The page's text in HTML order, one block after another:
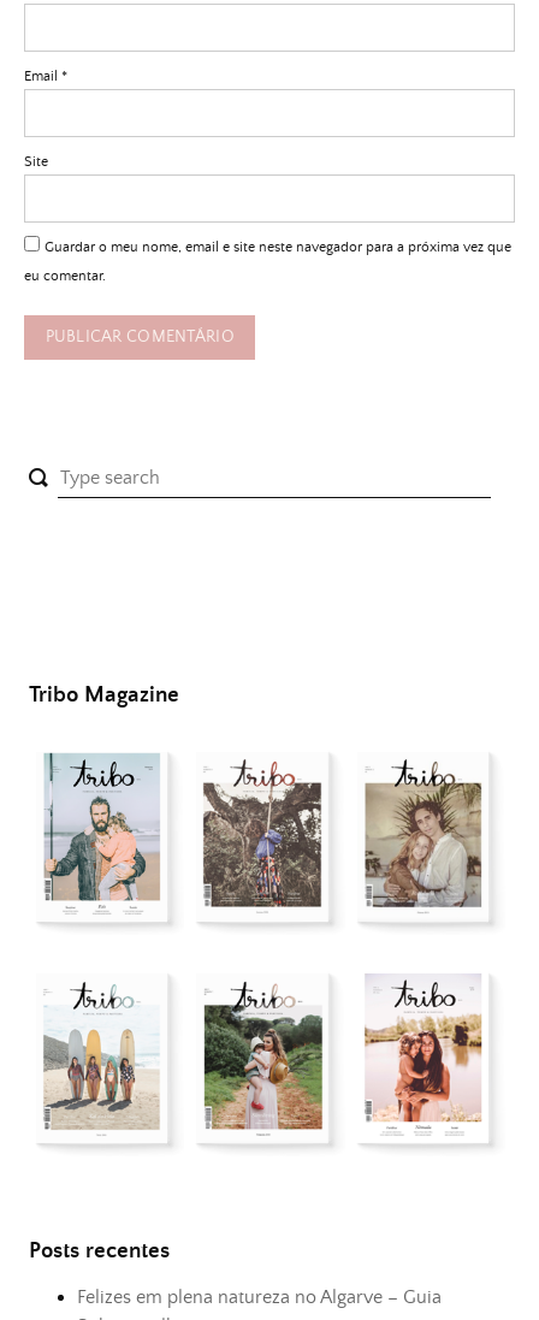
Email *
Site
Guardar o meu nome, email e site neste navegador para a próxima vez que
eu comentar.
Tribo Magazine
Posts recentes
Felizes em plena natureza no Algarve – Guia